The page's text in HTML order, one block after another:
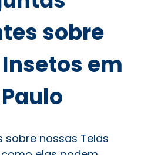
sobre
em
sobre nossas Telas